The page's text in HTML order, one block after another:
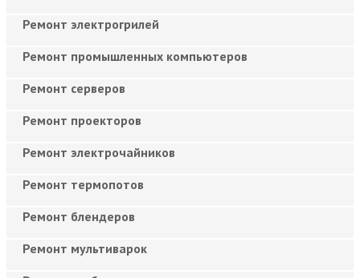
Ремонт электрогрилей
Ремонт промышленных компьютеров
Ремонт серверов
Ремонт проекторов
Ремонт электрочайников
Ремонт термопотов
Ремонт блендеров
Ремонт мультиварок